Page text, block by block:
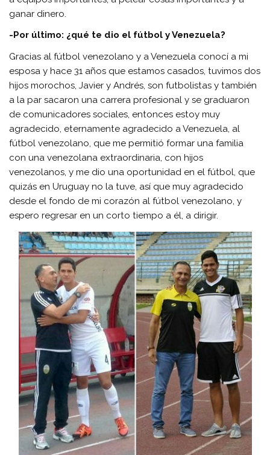
ganar dinero.
-Por último: ¿qué te dio el fútbol y Venezuela?
Gracias al fútbol venezolano y a Venezuela conocí a mi
esposa y hace 31 años que estamos casados, tuvimos dos
hijos morochos, Javier y Andrés, son futbolistas y también
a la par sacaron una carrera profesional y se graduaron
de comunicadores sociales, entonces estoy muy
agradecido, eternamente agradecido a Venezuela, al
fútbol venezolano, que me permitió formar una familia
con una venezolana extraordinaria, con hijos
venezolanos, y me dio una oportunidad en el fútbol, que
quizás en Uruguay no la tuve, así que muy agradecido
desde el fondo de mi corazón al fútbol venezolano, y
espero regresar en un corto tiempo a él, a dirigir.